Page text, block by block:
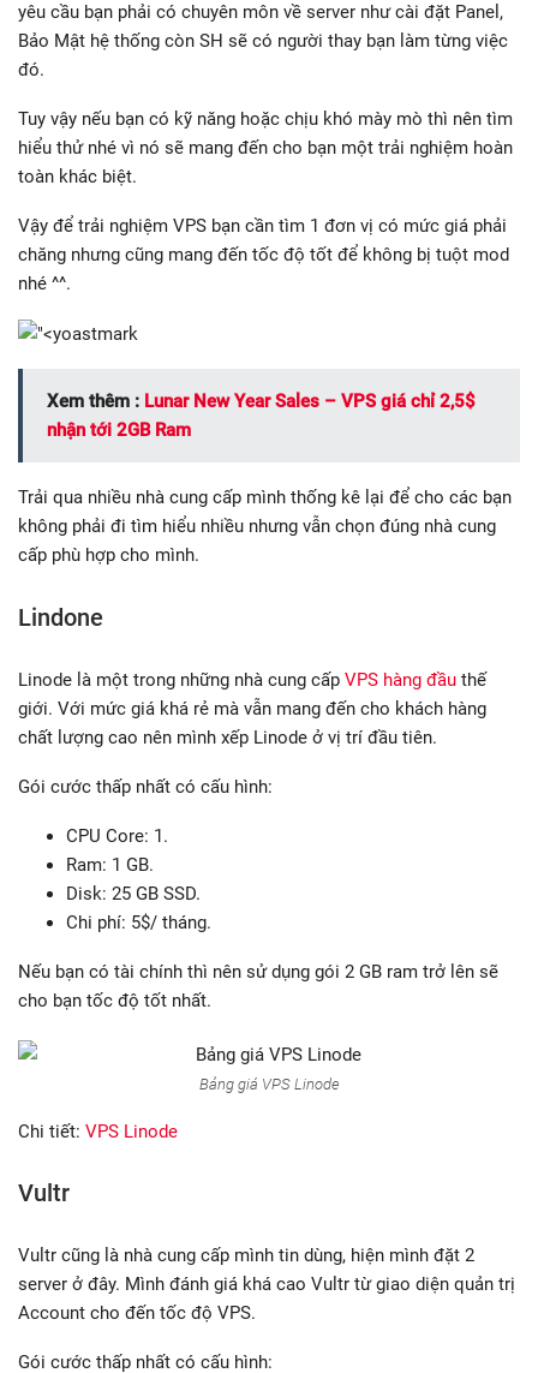
yêu cầu bạn phải có chuyên môn về server như cài đặt Panel,
Bảo Mật hệ thống còn SH sẽ có người thay bạn làm từng việc
đó.
Tuy vậy nếu bạn có kỹ năng hoặc chịu khó mày mò thì nên tìm
hiểu thử nhé vì nó sẽ mang đến cho bạn một trải nghiệm hoàn
toàn khác biệt.
Vậy để trải nghiệm VPS bạn cần tìm 1 đơn vị có mức giá phải
chăng nhưng cũng mang đến tốc độ tốt để không bị tuột mod
nhé ^^.
Xem thêm : Lunar New Year Sales – VPS giá chỉ 2,5$
nhận tới 2GB Ram
Trải qua nhiều nhà cung cấp mình thống kê lại để cho các bạn
không phải đi tìm hiểu nhiều nhưng vẫn chọn đúng nhà cung
cấp phù hợp cho mình.
Lindone
Linode là một trong những nhà cung cấp VPS hàng đầu thế
giới. Với mức giá khá rẻ mà vẫn mang đến cho khách hàng
chất lượng cao nên mình xếp Linode ở vị trí đầu tiên.
Gói cước thấp nhất có cấu hình:
CPU Core: 1.
Ram: 1 GB.
Disk: 25 GB SSD.
Chi phí: 5$/ tháng.
Nếu bạn có tài chính thì nên sử dụng gói 2 GB ram trở lên sẽ
cho bạn tốc độ tốt nhất.
Bảng giá VPS Linode
Chi tiết: VPS Linode
Vultr
Vultr cũng là nhà cung cấp mình tin dùng, hiện mình đặt 2
server ở đây. Mình đánh giá khá cao Vultr từ giao diện quản trị
Account cho đến tốc độ VPS.
Gói cước thấp nhất có cấu hình: